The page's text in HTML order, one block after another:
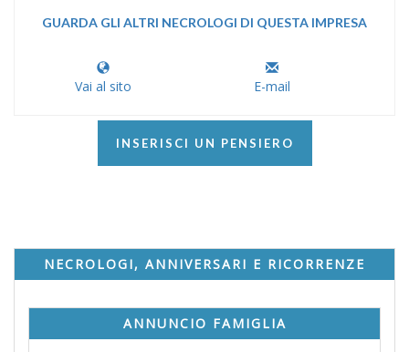
GUARDA GLI ALTRI NECROLOGI DI QUESTA IMPRESA
Vai al sito E-mail
INSERISCI UN PENSIERO
NECROLOGI, ANNIVERSARI E RICORRENZE
ANNUNCIO FAMIGLIA